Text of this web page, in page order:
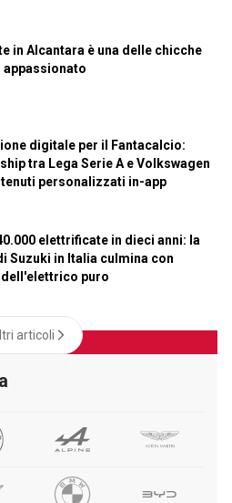
in Alcantara è una delle chicche
appassionato
digitale per il Fantacalcio:
tra Lega Serie A e Volkswagen
personalizzati in-app
elettrificate in dieci anni: la
Suzuki in Italia culmina con
dell'elettrico puro
articoli